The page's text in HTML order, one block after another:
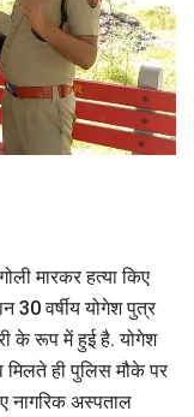
मारकर हत्या किए
वर्षीय योगेश पुत्र
के रूप में हुई है. योगेश
ही पुलिस मौके पर
नागरिक अस्पताल